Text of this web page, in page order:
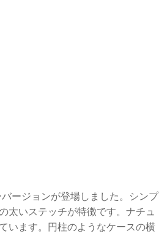
ージョンが登場しました。シンプ
太いステッチが特徴です。ナチュ
います。円柱のようなケースの横